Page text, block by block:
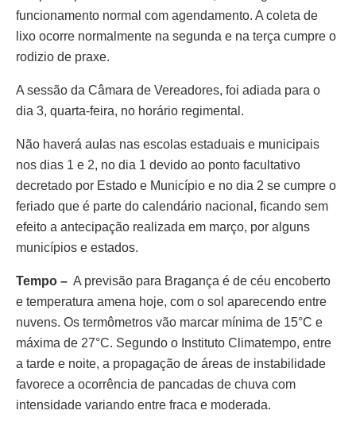
funcionamento normal com agendamento. A coleta de
lixo ocorre normalmente na segunda e na terça cumpre o
rodizio de praxe.
A sessão da Câmara de Vereadores, foi adiada para o
dia 3, quarta-feira, no horário regimental.
Não haverá aulas nas escolas estaduais e municipais
nos dias 1 e 2, no dia 1 devido ao ponto facultativo
decretado por Estado e Município e no dia 2 se cumpre o
feriado que é parte do calendário nacional, ficando sem
efeito a antecipação realizada em março, por alguns
municípios e estados.
Tempo – A previsão para Bragança é de céu encoberto
e temperatura amena hoje, com o sol aparecendo entre
nuvens. Os termômetros vão marcar mínima de 15°C e
máxima de 27°C. Segundo o Instituto Climatempo, entre
a tarde e noite, a propagação de áreas de instabilidade
favorece a ocorrência de pancadas de chuva com
intensidade variando entre fraca e moderada.